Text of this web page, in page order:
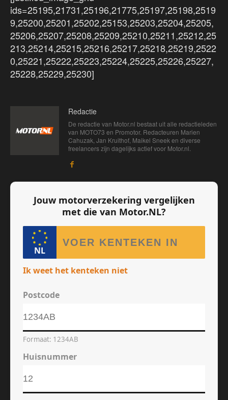
ids=25195,21731,25196,21775,25197,25198,2519
9,25200,25201,25202,25153,25203,25204,25205,
25206,25207,25208,25209,25210,25211,25212,25
213,25214,25215,25216,25217,25218,25219,2522
0,25221,25222,25223,25224,25225,25226,25227,
25228,25229,25230]
Redactie
De redactie van Motor.nl bestaat uit alle redactieleden
van MOTO73 en Promotor. Redacteuren Marien
Cahuzak, Jan Kruithof, Maikel Sneek en diverse
freelancers zijn dagelijks actief voor Motor.nl.